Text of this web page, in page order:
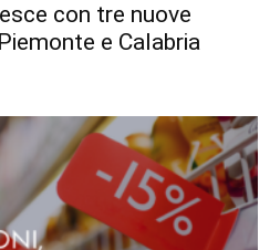
con tre nuove
e Calabria